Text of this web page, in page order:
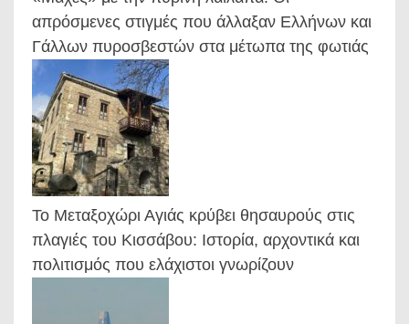
απρόσμενες στιγμές που άλλαξαν Ελλήνων και
Γάλλων πυροσβεστών στα μέτωπα της φωτιάς
Το Μεταξοχώρι Αγιάς κρύβει θησαυρούς στις
πλαγιές του Κισσάβου: Ιστορία, αρχοντικά και
πολιτισμός που ελάχιστοι γνωρίζουν